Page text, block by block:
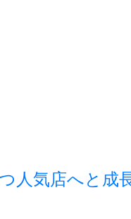
人気店へと成